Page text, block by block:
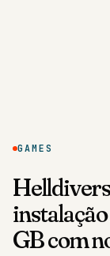
GAMES
GB com